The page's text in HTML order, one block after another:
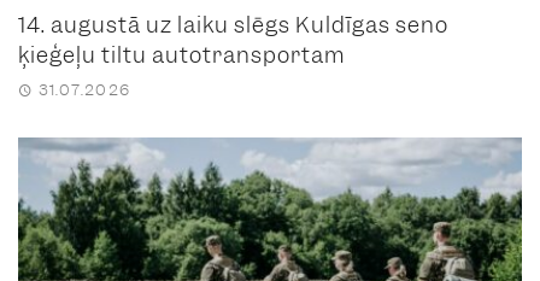
14. augustā uz laiku slēgs Kuldīgas seno
ķieģeļu tiltu autotransportam
31.07.2026